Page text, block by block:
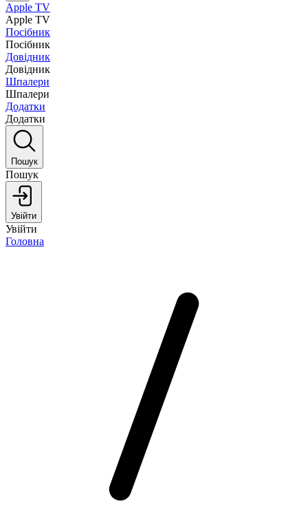
Apple TV
Apple TV
Посібник
Посібник
Довідник
Довідник
Шпалери
Шпалери
Додатки
Додатки
Пошук
Пошук
Увійти
Увійти
Головна